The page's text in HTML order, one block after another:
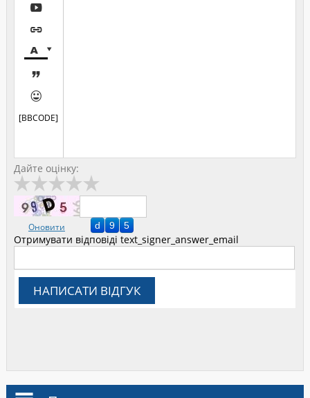






[BBCODE]
Дайте оцінку:
Оновити
Отримувати відповіді text_signer_answer_email
НАПИСАТИ ВІДГУК